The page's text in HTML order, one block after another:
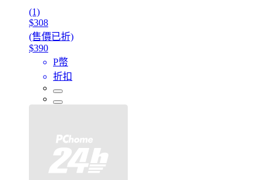
(1)
$308
(售價已折)
$390
P幣
折扣